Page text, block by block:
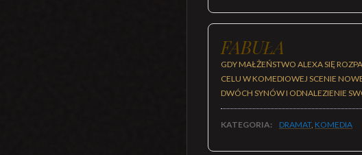
FABUŁA
GDY MAŁŻEŃSTWO ALEXA SIĘ
CELU W KOMEDIOWEJ SCENIE
DWÓCH SYNÓW I ODNALEZIENIE
KATEGORIA: DRAMAT, KOMEDIA